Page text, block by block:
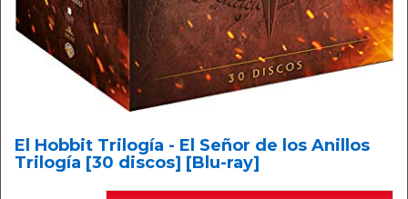
El Hobbit Trilogía - El Señor de los Anillos
Trilogía [30 discos] [Blu-ray]